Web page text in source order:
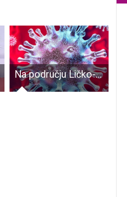
Na području Ličko-senjske županije u posljednja 24 sata nema novooboljelih osoba od COVID-19